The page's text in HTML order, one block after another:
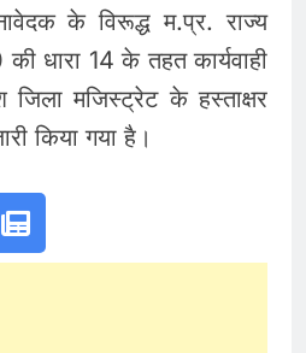
के विरूद्ध म.प्र. राज्य
धारा 14 के तहत कार्यवाही
मजिस्ट्रेट के हस्ताक्षर
किया गया है।